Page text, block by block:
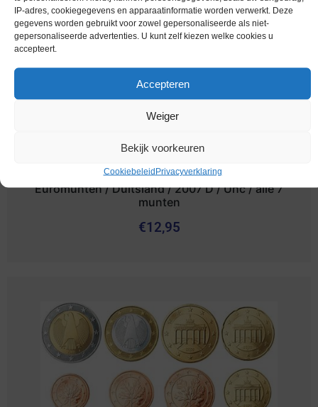
IP-adres, cookiegegevens en apparaatinformatie worden verwerkt. Deze
gegevens worden gebruikt voor zowel gepersonaliseerde als niet-
gepersonaliseerde advertenties. U kunt zelf kiezen welke cookies u
accepteert.
Accepteren
Weiger
Bekijk voorkeuren
CookiebeleidPrivacyverklaring
Euromunten / Duitsland / 2007 D / Unc / alle 7
munten
€12,95